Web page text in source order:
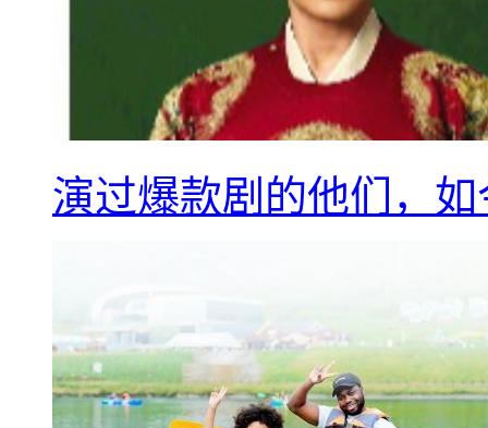
演过爆款剧的他们，